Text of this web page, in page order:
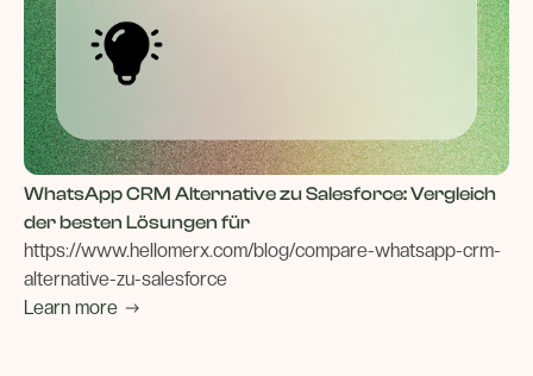
WhatsApp CRM Alternative zu Salesforce: Vergleich
der besten Lösungen für
https://www.hellomerx.com/blog/compare-whatsapp-crm-
alternative-zu-salesforce
Learn more